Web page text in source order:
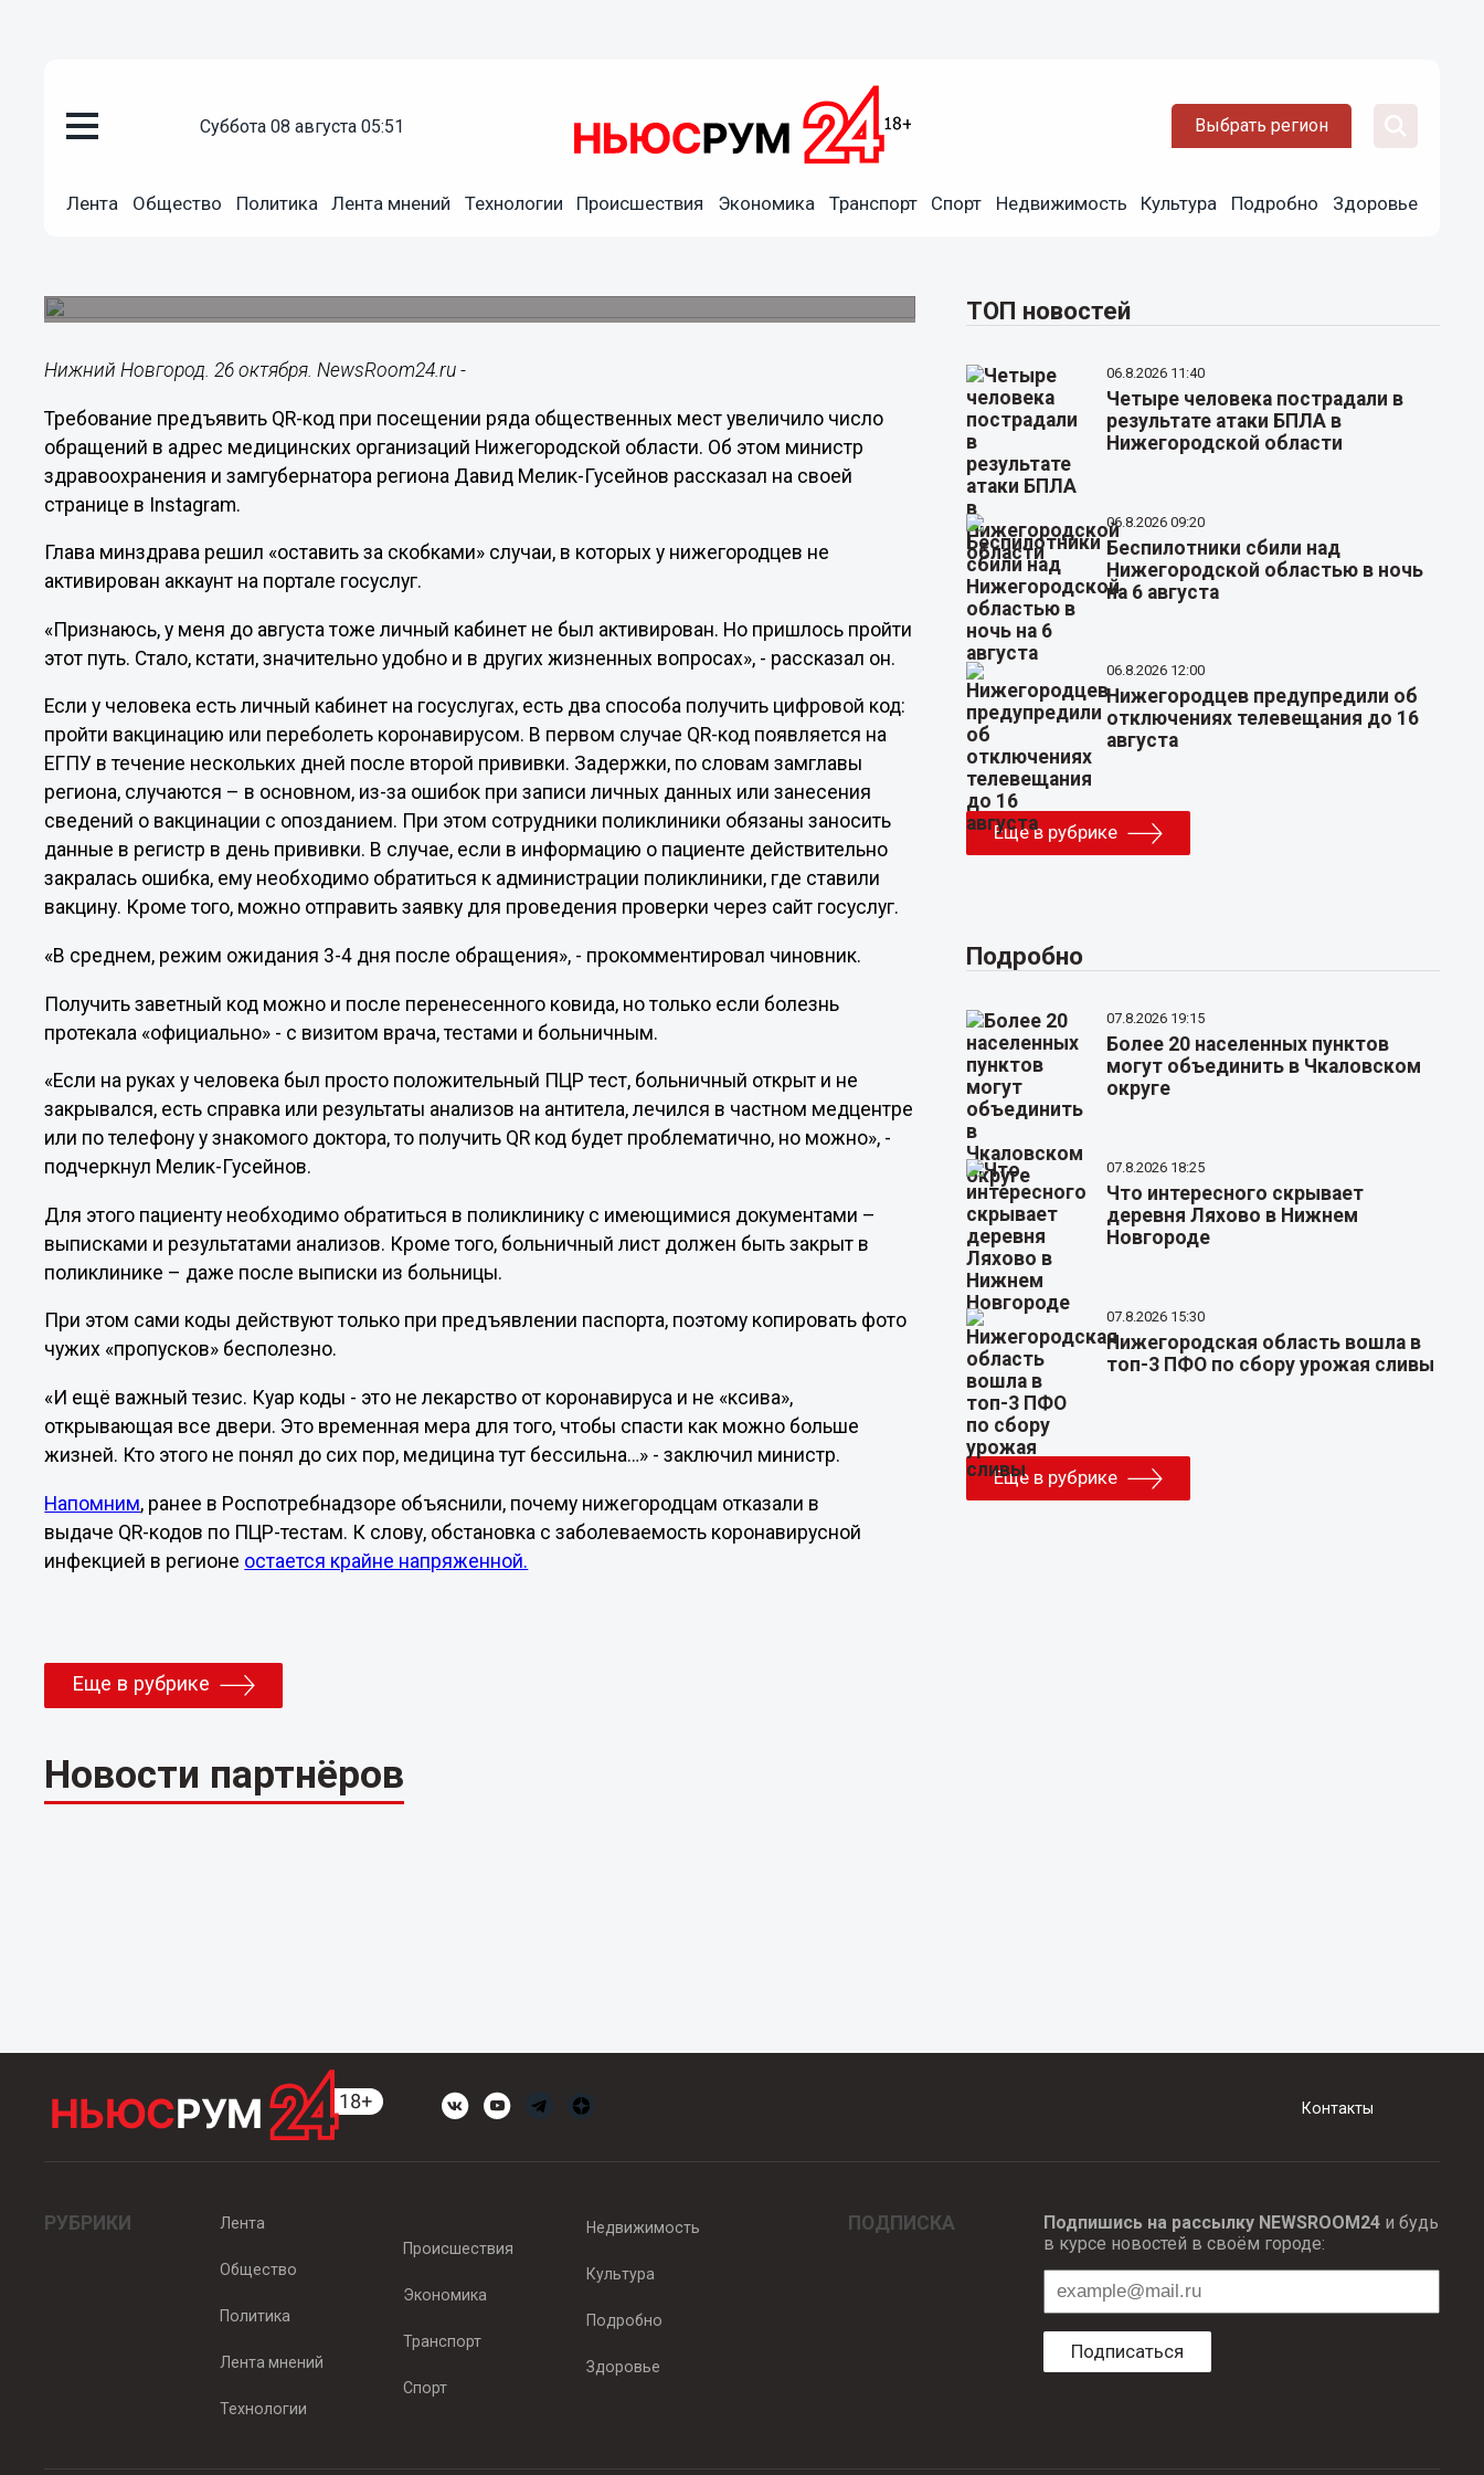
суббота 08 августа 05:51 Выбрать регион
Лента Общество Политика Лента мнений Технологии Происшествия Экономика Транспорт Спорт Недвижимость Культура Подробно Здоровье
Мелик-Гусейнов объяснил задержки при получении QR-
Нижний Новгород. 26 октября. NewsRoom24.ru -
Требование предъявить QR-код при посещении ряда общественных мест увеличило число
обращений в адрес медицинских организаций Нижегородской области. Об этом министр
здравоохранения и замгубернатора региона Давид Мелик-Гусейнов рассказал на своей
странице в Instagram.
Глава минздрава решил «оставить за скобками» случаи, в которых у нижегородцев не
активирован аккаунт на портале госуслуг.
«Признаюсь, у меня до августа тоже личный кабинет не был активирован. Но пришлось пройти
этот путь. Стало, кстати, значительно удобно и в других жизненных вопросах», - рассказал он.
Если у человека есть личный кабинет на госуслугах, есть два способа получить цифровой код:
пройти вакцинацию или переболеть коронавирусом. В первом случае QR-код появляется на
ЕГПУ в течение нескольких дней после второй прививки. Задержки, по словам замглавы
региона, случаются – в основном, из-за ошибок при записи личных данных или занесения
сведений о вакцинации с опозданием. При этом сотрудники поликлиники обязаны заносить
данные в регистр в день прививки. В случае, если в информацию о пациенте действительно
закралась ошибка, ему необходимо обратиться к администрации поликлиники, где ставили
вакцину. Кроме того, можно отправить заявку для проведения проверки через сайт госуслуг.
«В среднем, режим ожидания 3-4 дня после обращения», - прокомментировал чиновник.
Получить заветный код можно и после перенесенного ковида, но только если болезнь
протекала «официально» - с визитом врача, тестами и больничным.
«Если на руках у человека был просто положительный ПЦР тест, больничный открыт и не
закрывался, есть справка или результаты анализов на антитела, лечился в частном медцентре
или по телефону у знакомого доктора, то получить QR код будет проблематично, но можно», -
подчеркнул Мелик-Гусейнов.
Для этого пациенту необходимо обратиться в поликлинику с имеющимися документами –
выписками и результатами анализов. Кроме того, больничный лист должен быть закрыт в
поликлинике – даже после выписки из больницы.
При этом сами коды действуют только при предъявлении паспорта, поэтому копировать фото
чужих «пропусков» бесполезно.
«И ещё важный тезис. Куар коды - это не лекарство от коронавируса и не «ксива»,
открывающая все двери. Это временная мера для того, чтобы спасти как можно больше
жизней. Кто этого не понял до сих пор, медицина тут бессильна…» - заключил министр.
Напомним, ранее в Роспотребнадзоре объяснили, почему нижегородцам отказали в
выдаче QR-кодов по ПЦР-тестам. К слову, обстановка с заболеваемость коронавирусной
инфекцией в регионе остается крайне напряженной.
Еще в рубрике
Новости партнёров
ТОП новостей
06.8.2026 11:40
Четыре человека пострадали в
результате атаки БПЛА в
Нижегородской области
06.8.2026 09:20
Беспилотники сбили над
Нижегородской областью в ночь
на 6 августа
06.8.2026 12:00
Нижегородцев предупредили об
отключениях телевещания до 16
августа
Еще в рубрике
Подробно
07.8.2026 19:15
Более 20 населенных пунктов
могут объединить в Чкаловском
округе
07.8.2026 18:25
Что интересного скрывает
деревня Ляхово в Нижнем
Новгороде
07.8.2026 15:30
Нижегородская область вошла в
топ-3 ПФО по сбору урожая сливы
Еще в рубрике
Контакты
РУБРИКИ Лента
Общество
Политика
Лента мнений
Технологии
Происшествия
Экономика
Транспорт
Спорт
Недвижимость
Культура
Подробно
Здоровье
ПОДПИСКА Подпишись на рассылку NEWSROOM24и будь
в курсе новостей в своём городе:
Подписаться